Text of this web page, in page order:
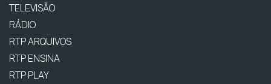
TELEVISÃO
RÁDIO
RTP ARQUIVOS
RTP ENSINA
RTP PLAY